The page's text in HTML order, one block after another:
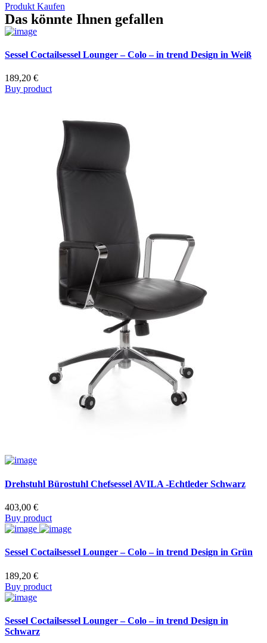
Produkt Kaufen
Das könnte Ihnen gefallen
Sessel Coctailsessel Lounger – Colo – in trend Design in Weiß
189,20 €
Buy product
Drehstuhl Bürostuhl Chefsessel AVILA -Echtleder Schwarz
403,00 €
Buy product
Sessel Coctailsessel Lounger – Colo – in trend Design in Grün
189,20 €
Buy product
Sessel Coctailsessel Lounger – Colo – in trend Design in
Schwarz